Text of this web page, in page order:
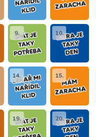
9. 10.
14. 15.
19. 20.